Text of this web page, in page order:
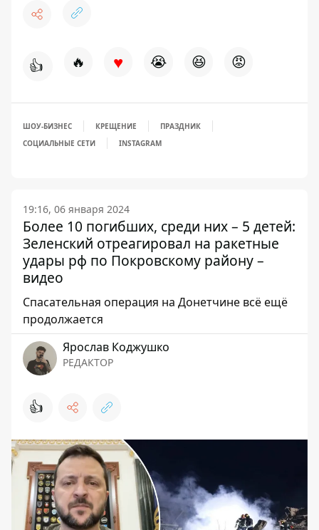
👍 🔥 ♥ 😭 😆 😡
ШОУ-БИЗНЕС КРЕЩЕНИЕ
ПРАЗДНИК
СОЦИАЛЬНЫЕ СЕТИ
INSTAGRAM
19:16, 06 января 2024
Более 10 погибших, среди них – 5 детей:
Зеленский отреагировал на ракетные
удары рф по Покровскому району –
видео
Спасательная операция на Донетчине всё ещё
продолжается
Ярослав Коджушко
РЕДАКТОР
👍